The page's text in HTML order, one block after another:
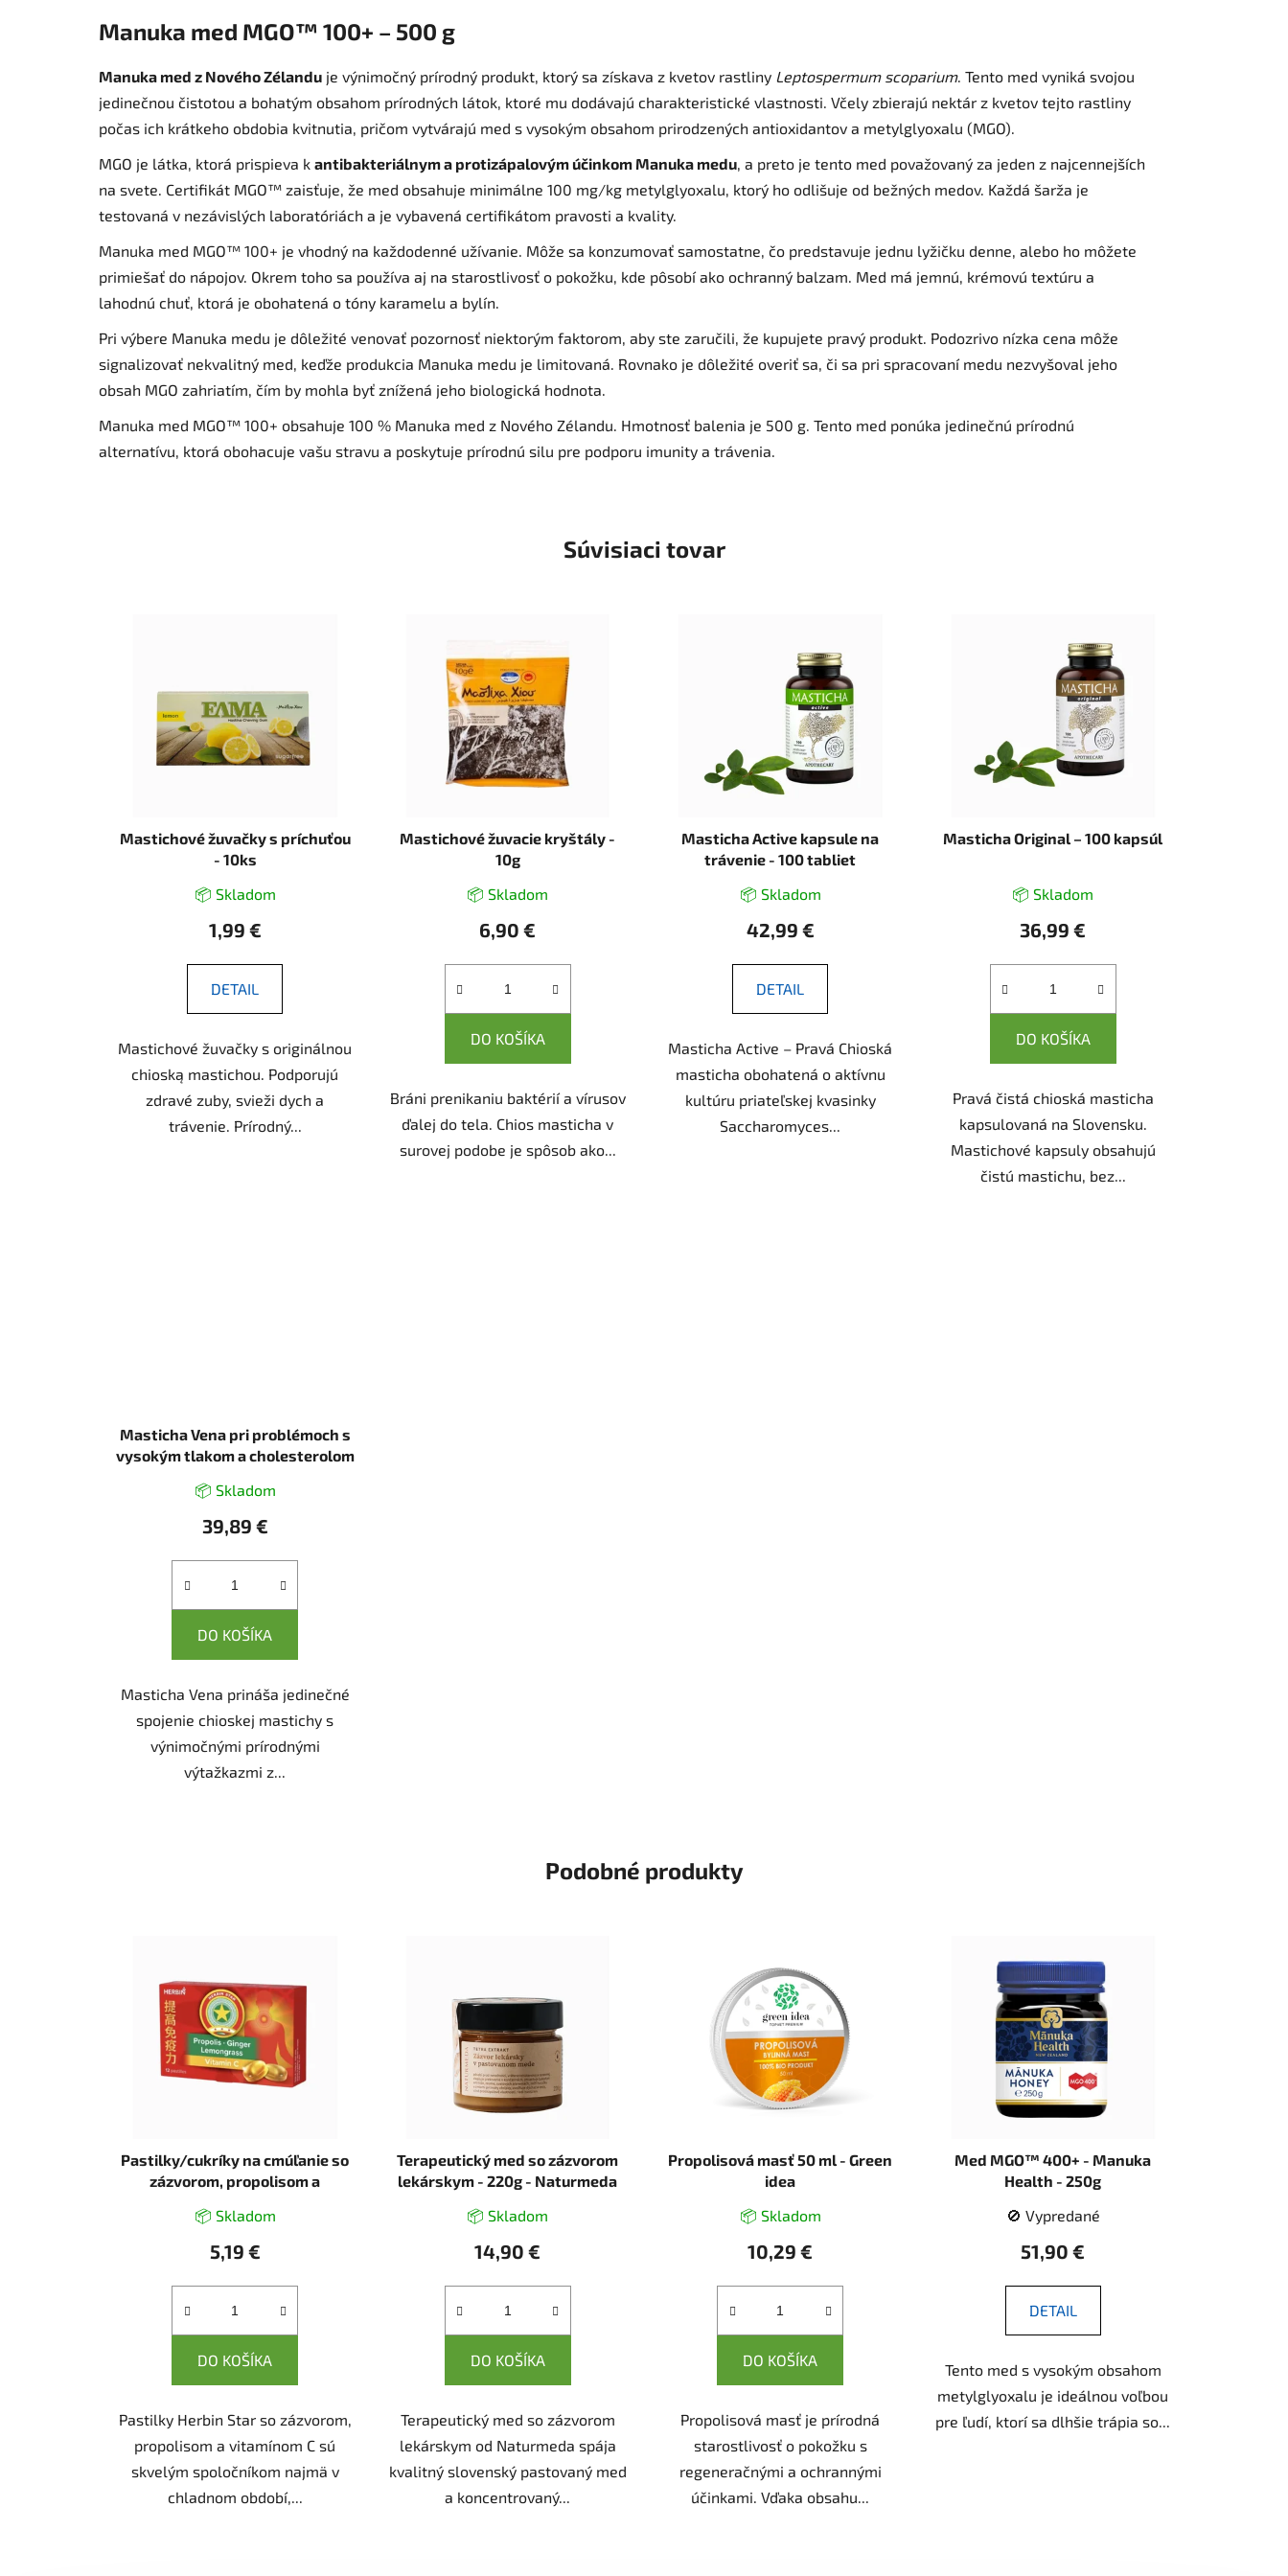
Manuka med MGO™ 100+ – 500 g
Manuka med z Nového Zélandu je výnimočný prírodný produkt, ktorý sa získava z kvetov rastliny Leptospermum scoparium. Tento med vyniká svojou
jedinečnou čistotou a bohatým obsahom prírodných látok, ktoré mu dodávajú charakteristické vlastnosti. Včely zbierajú nektár z kvetov tejto rastliny
počas ich krátkeho obdobia kvitnutia, pričom vytvárajú med s vysokým obsahom prirodzených antioxidantov a metylglyoxalu (MGO).
MGO je látka, ktorá prispieva k antibakteriálnym a protizápalovým účinkom Manuka medu, a preto je tento med považovaný za jeden z najcennejších
na svete. Certifikát MGO™ zaisťuje, že med obsahuje minimálne 100 mg/kg metylglyoxalu, ktorý ho odlišuje od bežných medov. Každá šarža je
testovaná v nezávislých laboratóriách a je vybavená certifikátom pravosti a kvality.
Manuka med MGO™ 100+ je vhodný na každodenné užívanie. Môže sa konzumovať samostatne, čo predstavuje jednu lyžičku denne, alebo ho môžete
primiešať do nápojov. Okrem toho sa používa aj na starostlivosť o pokožku, kde pôsobí ako ochranný balzam. Med má jemnú, krémovú textúru a
lahodnú chuť, ktorá je obohatená o tóny karamelu a bylín.
Pri výbere Manuka medu je dôležité venovať pozornosť niektorým faktorom, aby ste zaručili, že kupujete pravý produkt. Podozrivo nízka cena môže
signalizovať nekvalitný med, keďže produkcia Manuka medu je limitovaná. Rovnako je dôležité overiť sa, či sa pri spracovaní medu nezvyšoval jeho
obsah MGO zahriatím, čím by mohla byť znížená jeho biologická hodnota.
Manuka med MGO™ 100+ obsahuje 100 % Manuka med z Nového Zélandu. Hmotnosť balenia je 500 g. Tento med ponúka jedinečnú prírodnú
alternatívu, ktorá obohacuje vašu stravu a poskytuje prírodnú silu pre podporu imunity a trávenia.
Súvisiaci tovar
Mastichové žuvačky s príchuťou
- 10ks
📦 Skladom
1,99 €
DETAIL
Mastichové žuvačky s originálnou
chioską mastichou. Podporujú
zdravé zuby, svieži dych a
trávenie. Prírodný...
Mastichové žuvacie kryštály -
10g
📦 Skladom
6,90 €
DO KOŠÍKA
Bráni prenikaniu baktérií a vírusov
ďalej do tela. Chios masticha v
surovej podobe je spôsob ako...
Masticha Active kapsule na
trávenie - 100 tabliet
📦 Skladom
42,99 €
DETAIL
Masticha Active – Pravá Chioská
masticha obohatená o aktívnu
kultúru priateľskej kvasinky
Saccharomyces...
Masticha Original – 100 kapsúl
📦 Skladom
36,99 €
DO KOŠÍKA
Pravá čistá chioská masticha
kapsulovaná na Slovensku.
Mastichové kapsuly obsahujú
čistú mastichu, bez...
Masticha Vena pri problémoch s
vysokým tlakom a cholesterolom
📦 Skladom
39,89 €
DO KOŠÍKA
Masticha Vena prináša jedinečné
spojenie chioskej mastichy s
výnimočnými prírodnými
výtažkazmi z...
Podobné produkty
Pastilky/cukríky na cmúľanie so
zázvorom, propolisom a
📦 Skladom
5,19 €
DO KOŠÍKA
Pastilky Herbin Star so zázvorom,
propolisom a vitamínom C sú
skvelým spoločníkom najmä v
chladnom období,...
Terapeutický med so zázvorom
lekárskym - 220g - Naturmeda
📦 Skladom
14,90 €
DO KOŠÍKA
Terapeutický med so zázvorom
lekárskym od Naturmeda spája
kvalitný slovenský pastovaný med
a koncentrovaný...
Propolisová masť 50 ml - Green
idea
📦 Skladom
10,29 €
DO KOŠÍKA
Propolisová masť je prírodná
starostlivosť o pokožku s
regeneračnými a ochrannými
účinkami. Vďaka obsahu...
Med MGO™ 400+ - Manuka
Health - 250g
🚫 Vypredané
51,90 €
DETAIL
Tento med s vysokým obsahom
metylglyoxalu je ideálnou voľbou
pre ľudí, ktorí sa dlhšie trápia so...